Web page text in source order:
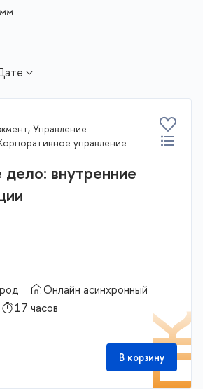
Управление
управление
дело: внутренние
Онлайн асинхронный
17 часов
В корзину